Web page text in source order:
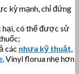
kỳ mạnh, chỉ đứng
hại, có thể được sử
các nhựa kỹ thuật
. Vinyl florua nhẹ hơn